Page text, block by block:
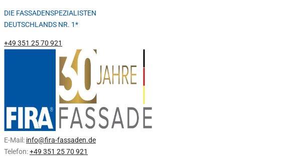
DIE FASSADENSPEZIALISTEN
DEUTSCHLANDS NR. 1*
+49 351 25 70 921
E-Mail: info@fira-fassaden.de
Telefon:+49 351 25 70 921